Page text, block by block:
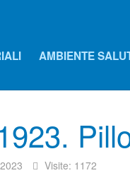
AMBIENTE
Visite: 1172